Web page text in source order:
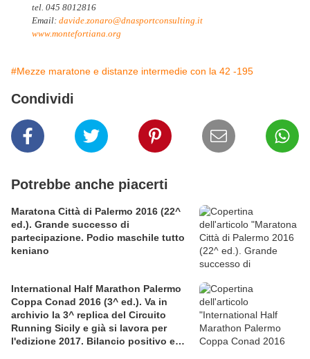
tel. 045 8012816
Email: davide.zonaro@dnasportconsulting.it
www.montefortiana.org
#Mezze maratone e distanze intermedie con la 42 -195
Condividi
Potrebbe anche piacerti
Maratona Città di Palermo 2016 (22^
ed.). Grande successo di
partecipazione. Podio maschile tutto
keniano
International Half Marathon Palermo
Coppa Conad 2016 (3^ ed.). Va in
archivio la 3^ replica del Circuito
Running Sicily e già si lavora per
l'edizione 2017. Bilancio positivo e